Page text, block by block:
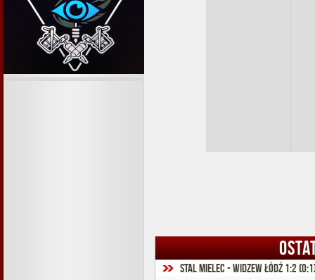
Stal Mielec - Widzew Łódź 1:2